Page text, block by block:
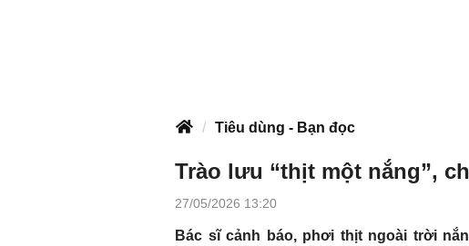
Tiêu dùng - Bạn đọc
Trào lưu “thịt một nắng”,
27/05/2026 13:20
Bác sĩ cảnh báo, phơi thịt ngoài trời